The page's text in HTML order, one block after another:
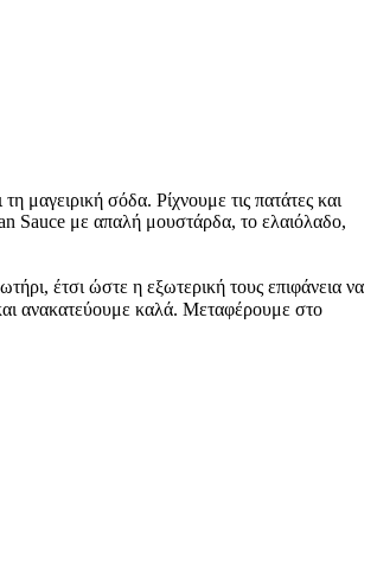
μαγειρική σόδα. Ρίχνουμε τις πατάτες και
Sauce με απαλή μουστάρδα, το ελαιόλαδο,
έτσι ώστε η εξωτερική τους επιφάνεια να
ανακατεύουμε καλά. Mεταφέρουμε στο